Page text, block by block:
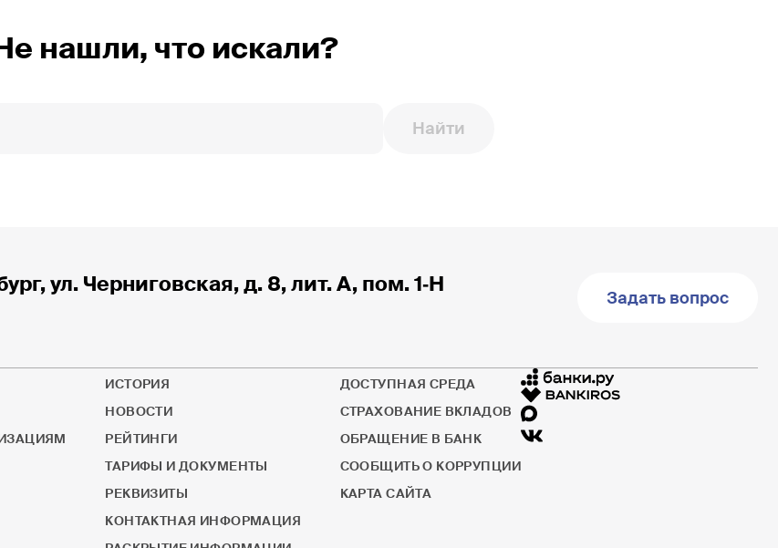
нашли, что искали?
Найти
ул. Черниговская, д. 8, лит. А, пом. 1‐Н
Задать вопрос
ИСТОРИЯ
НОВОСТИ
РЕЙТИНГИ
ТАРИФЫ И ДОКУМЕНТЫ
РЕКВИЗИТЫ
КОНТАКТНАЯ ИНФОРМАЦИЯ
ДОСТУПНАЯ СРЕДА
СТРАХОВАНИЕ ВКЛАДОВ
ОБРАЩЕНИЕ В БАНК
СООБЩИТЬ О КОРРУПЦИИ
КАРТА САЙТА